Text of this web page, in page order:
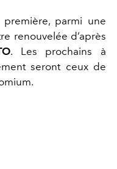
parmi une
renouvelée d’après
. Les prochains à
seront ceux de